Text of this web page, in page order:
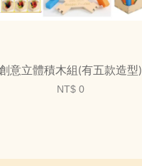
意立體積木組(有五款造型)
NT$ 0